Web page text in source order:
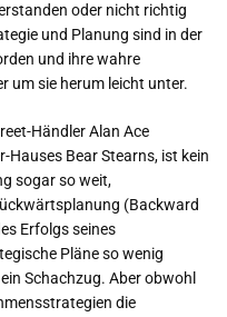
oder nicht richtig
und Planung sind in der
und ihre wahre
um sie herum leicht unter.
Händler Alan Ace
Hauses Bear Stearns, ist kein
sogar so weit,
(Backward
Erfolgs seines
Pläne so wenig
Schachzug. Aber obwohl
die